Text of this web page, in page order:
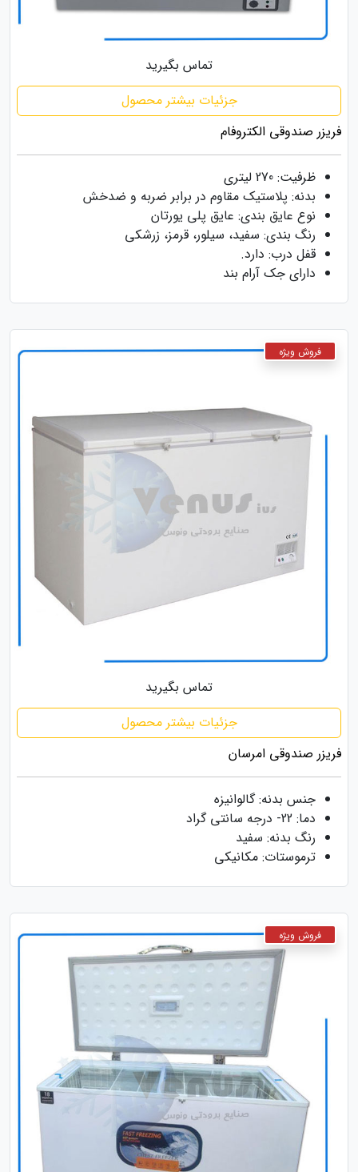
تماس بگیرید
جزئیات بیشتر محصول
فریزر صندوقی الکتروفام
ظرفیت: 270 لیتری
بدنه: پلاستیک مقاوم در برابر ضربه و ضدخش
نوع عایق بندی: عایق پلی یورتان
رنگ بندی: سفید، سیلور، قرمز، زرشکی
قفل درب: دارد.
دارای جک آرام بند
تماس بگیرید
جزئیات بیشتر محصول
فریزر صندوقی امرسان
جنس بدنه: گالوانیزه
دما: 22- درجه سانتی گراد
رنگ بدنه: سفید
ترموستات: مکانیکی